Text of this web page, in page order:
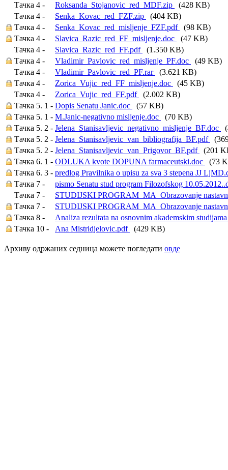
Тачка 4 -
Roksanda_Stojanovic_red_MDF.zip
(428 KB)
Тачка 4 -
Senka_Kovac_red_FZF.zip
(404 KB)
Тачка 4 -
Senka_Kovac_red_misljenje_FZF.pdf
(98 KB)
Тачка 4 -
Slavica_Razic_red_FF_misljenje.doc
(47 KB)
Тачка 4 -
Slavica_Razic_red_FF.pdf
(1.350 KB)
Тачка 4 -
Vladimir_Pavlovic_red_misljenje_PF.doc
(49 KB)
Тачка 4 -
Vladimir_Pavlovic_red_PF.rar
(3.621 KB)
Тачка 4 -
Zorica_Vujic_red_FF_misljenje.doc
(45 KB)
Тачка 4 -
Zorica_Vujic_red_FF.pdf
(2.002 KB)
Тачка 5. 1 - Dopis Senatu Janic.doc
(57 KB)
Тачка 5. 1 - M.Janic-negativno misljenje.doc
(70 KB)
Тачка 5. 2 - Jelena_Stanisavljevic_negativno_misljenje_BF.doc
Тачка 5. 2 - Jelena_Stanisavljevic_van_bibliografija_BF.pdf
Тачка 5. 2 - Jelena_Stanisavljevic_van_Prigovor_BF.pdf
(201
Тачка 6. 1 - ODLUKA kvote DOPUNA farmaceutski.doc
(73
Тачка 6. 3 - predlog Pravilnika o upisu za sva 3 stepena JJ
Тачка 7 -
pismo Senatu stud program Filozofskog
Тачка 7 -
STUDIJSKI PROGRAM_MA_Obrazovanje
Тачка 7 -
STUDIJSKI PROGRAM_MA_Obrazovanje
Тачка 8 -
Analiza rezultata na osnovnim akademskim
Тачка 10 -
Ana Mistridjelovic.pdf (429 KB)
Архиву одржаних седница можете погледати овде